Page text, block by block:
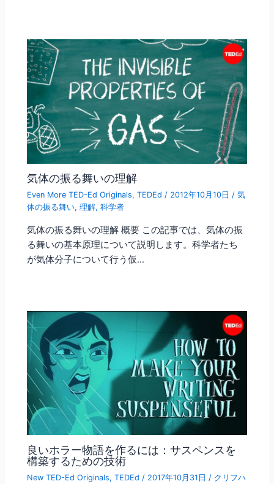
気体の振る舞いの理解
Even More TED-Ed Originals,TEDEd / 2012年10月10日/気
体の振る舞い,理解,科学者
気体の振る舞いの理解 概要 この記事では、気体の振
る舞いの基本原理について説明します。科学者たち
が気体分子について行う仮…
良いホラー物語を作るには：サスペンスを
構築するための技術
New TED-Ed Originals,TEDEd / 2017年10月31日 / クリフハ